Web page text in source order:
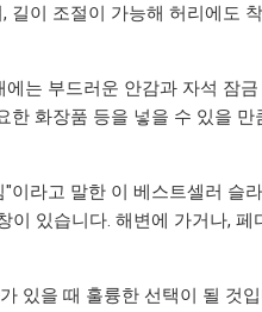
길이 조절이 가능해 허리에도
는 부드러운 안감과 자석 잠
한 화장품 등을 넣을 수 있을
이라고 말한 이 베스트셀러
이 있습니다. 해변에 가거나,
있을 때 훌륭한 선택이 될 것